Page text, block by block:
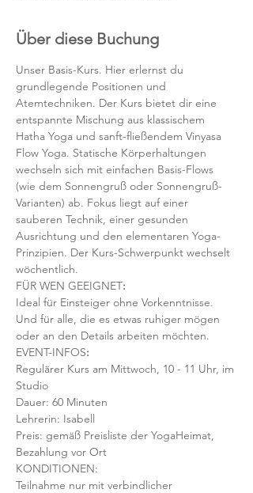
Über diese Buchung
Unser Basis-Kurs. Hier erlernst du
grundlegende Positionen und
Atemtechniken. Der Kurs bietet dir eine
entspannte Mischung aus klassischem
Hatha Yoga und sanft-fließendem Vinyasa
Flow Yoga. Statische Körperhaltungen
wechseln sich mit einfachen Basis-Flows
(wie dem Sonnengruß oder Sonnengruß-
Varianten) ab. Fokus liegt auf einer
sauberen Technik, einer gesunden
Ausrichtung und den elementaren Yoga-
Prinzipien. Der Kurs-Schwerpunkt wechselt
wöchentlich.
FÜR WEN GEEIGNET:
Ideal für Einsteiger ohne Vorkenntnisse.
Und für alle, die es etwas ruhiger mögen
oder an den Details arbeiten möchten.
EVENT-INFOS:
Regulärer Kurs am Mittwoch, 10 - 11 Uhr, im
Studio
Dauer: 60 Minuten
Lehrerin: Isabell
Preis: gemäß Preisliste der YogaHeimat,
Bezahlung vor Ort
KONDITIONEN:
Teilnahme nur mit verbindlicher